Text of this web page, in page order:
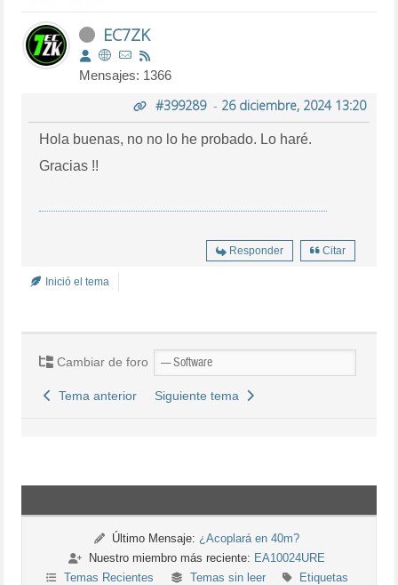
EC7ZK
Mensajes: 1366
#399289- 26 diciembre, 2024 13:20
Hola buenas, no no lo he probado. Lo haré.
Gracias !!
Responder Citar
Inició el tema
Cambiar de foro
Tema anterior Siguiente tema
Último Mensaje: ¿Acoplará en 40m?
Nuestro miembro más reciente: EA10024URE
Temas Recientes
Temas sin leer Etiquetas